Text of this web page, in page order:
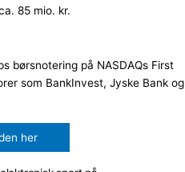
85 mio. kr.
børsnotering på NASDAQs First
som BankInvest, Jyske Bank og
her